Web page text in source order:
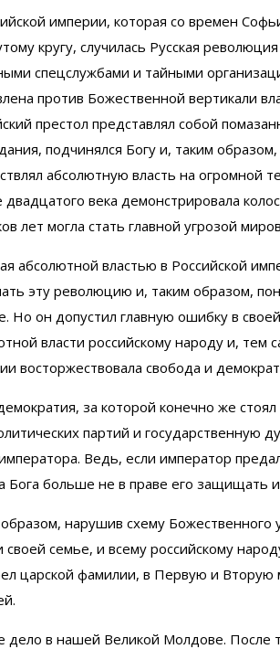
империи, которая со времен
кругу, случилась Русская
спецслужбами и тайными
против Божественной вертикали
престол представлял собой
подчинялся Богу и, таким
абсолютную власть на огромной
двадцатого века демонстрировала
лет могла стать главной угрозой
абсолютной властью в Российской
эту революцию и, таким образом,
Но он допустил главную ошибку в
власти российскому народу и,
восторжествовала свобода и
за которой конечно же
партий и государственную
Ведь, если император
Бога больше не в праве его защищать и
нарушив схему Божественного
своей семье, и всему российскому
царской фамилии, в Первую и
дело в нашей Великой Молдове. После